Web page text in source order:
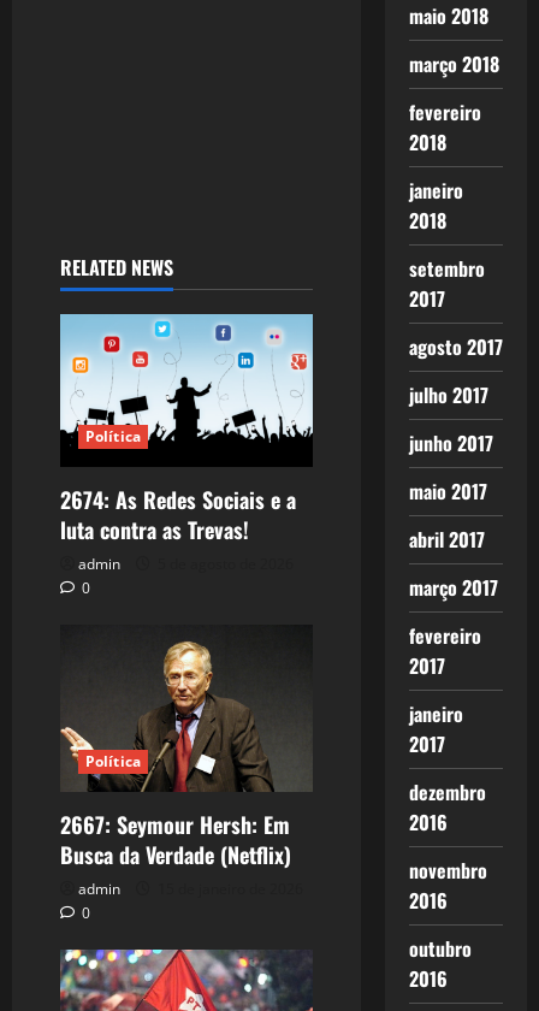
RELATED NEWS
Política
2674: As Redes Sociais e a
luta contra as Trevas!
admin
0
Política
2667: Seymour Hersh: Em
Busca da Verdade (Netflix)
admin
0
maio 2018
março 2018
fevereiro
2018
janeiro
2018
setembro
2017
agosto 2017
julho 2017
junho 2017
maio 2017
abril 2017
março 2017
fevereiro
2017
janeiro
2017
dezembro
2016
novembro
2016
outubro
2016